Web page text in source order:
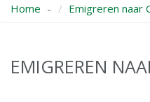
Home Emigreren naar
EMIGREREN